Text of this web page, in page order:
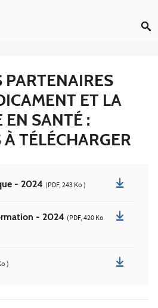
PARTENAIRES
ET LA
EN SANTÉ :
TÉLÉCHARGER
- 2024 (PDF, 243 Ko )
- 2024 (PDF, 420 Ko
)